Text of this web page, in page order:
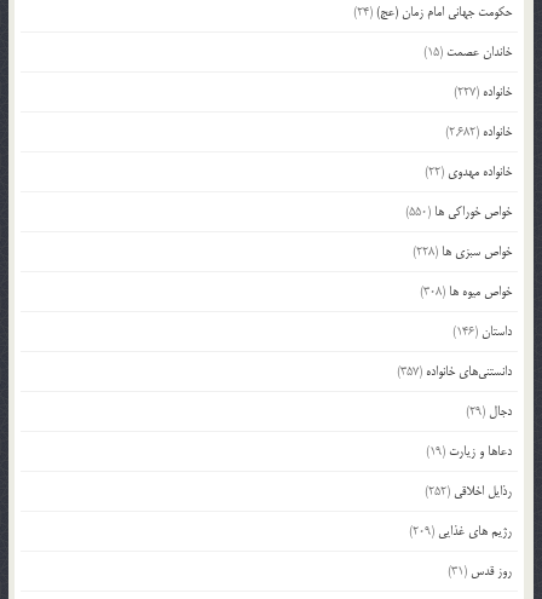
حکومت جهانی امام زمان (عج)(24)
خاندان عصمت (15)
خانواده (227)
خانواده (2,682)
خانواده مهدوی (22)
خواص خوراکی ها (550)
خواص سبزی ها (228)
خواص میوه ها (308)
داستان(146)
دانستنی‌های خانواده (357)
دجال (29)
دعاها و زیارت (19)
رذایل اخلاقی (252)
رژیم های غذایی (209)
روز قدس (31)